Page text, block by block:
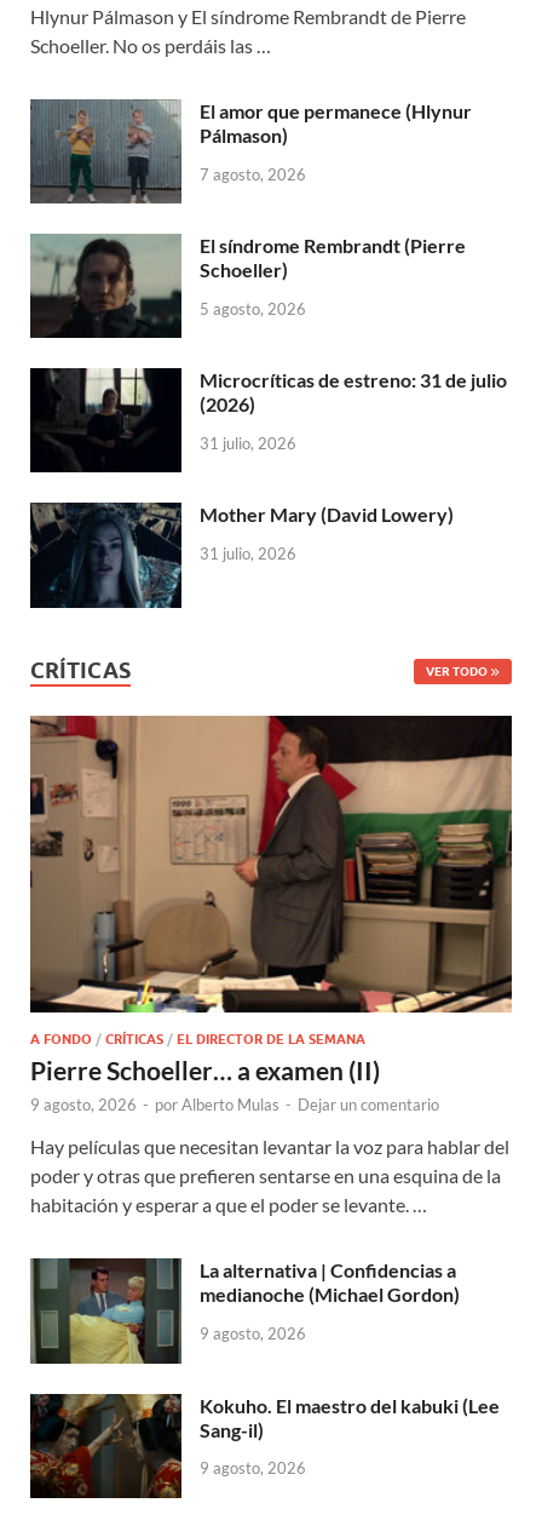
Hlynur Pálmason y El síndrome Rembrandt de Pierre
Schoeller. No os perdáis las …
El amor que permanece (Hlynur
Pálmason)
7 agosto, 2026
El síndrome Rembrandt (Pierre
Schoeller)
5 agosto, 2026
Microcríticas de estreno: 31 de julio
(2026)
31 julio, 2026
Mother Mary (David Lowery)
31 julio, 2026
CRÍTICAS VER TODO
A FONDO / CRÍTICAS / EL DIRECTOR DE LA SEMANA
Pierre Schoeller… a examen (II)
9 agosto, 2026 - porAlberto Mulas - Dejar un comentario
Hay películas que necesitan levantar la voz para hablar del
poder y otras que prefieren sentarse en una esquina de la
habitación y esperar a que el poder se levante. …
La alternativa | Confidencias a
medianoche (Michael Gordon)
9 agosto, 2026
Kokuho. El maestro del kabuki (Lee
Sang-il)
9 agosto, 2026